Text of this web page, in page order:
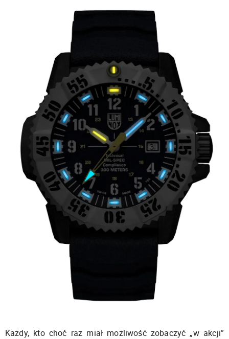
Każdy, kto choć raz miał możliwość zobaczyć „w akcji”